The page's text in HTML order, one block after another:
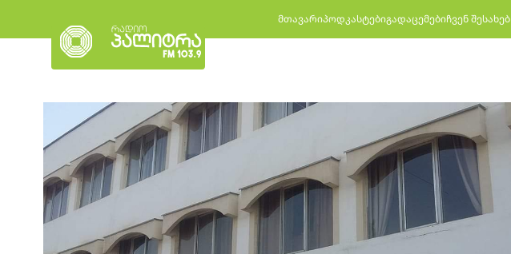
მთავარიპოდკასტებიგადაცემებიჩვენ შესახებ